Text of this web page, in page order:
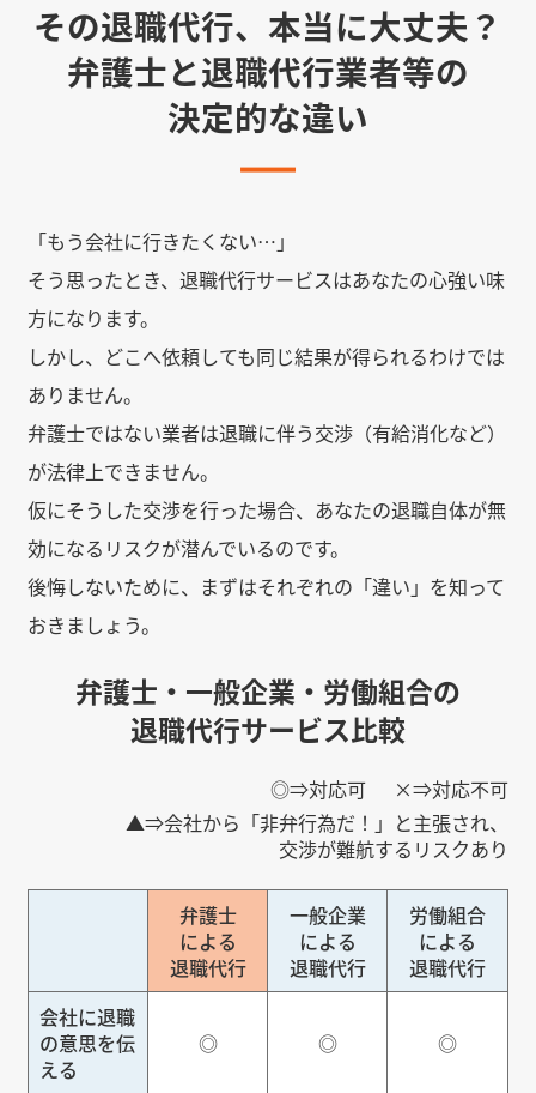
その退職代行、本当に大丈夫？
弁護士と退職代行業者等の
決定的な違い
「もう会社に行きたくない…」
そう思ったとき、退職代行サービスはあなたの心強い味
方になります。
しかし、どこへ依頼しても同じ結果が得られるわけでは
ありません。
弁護士ではない業者は退職に伴う交渉（有給消化など）
が法律上できません。
仮にそうした交渉を行った場合、あなたの退職自体が無
効になるリスクが潜んでいるのです。
後悔しないために、まずはそれぞれの「違い」を知って
おきましょう。
弁護士・一般企業・労働組合の
退職代行サービス比較
◎⇒対応可
×⇒対応不可
▲⇒会社から「非弁行為だ！」と主張され、
交渉が難航するリスクあり
弁護士
による
退職代行
一般企業
による
退職代行
労働組合
による
退職代行
会社に退職
の意思を伝
える
◎ ◎ ◎